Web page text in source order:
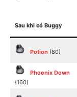
Sau khi có Buggy
Potion (80)
Phoenix Down
(160)